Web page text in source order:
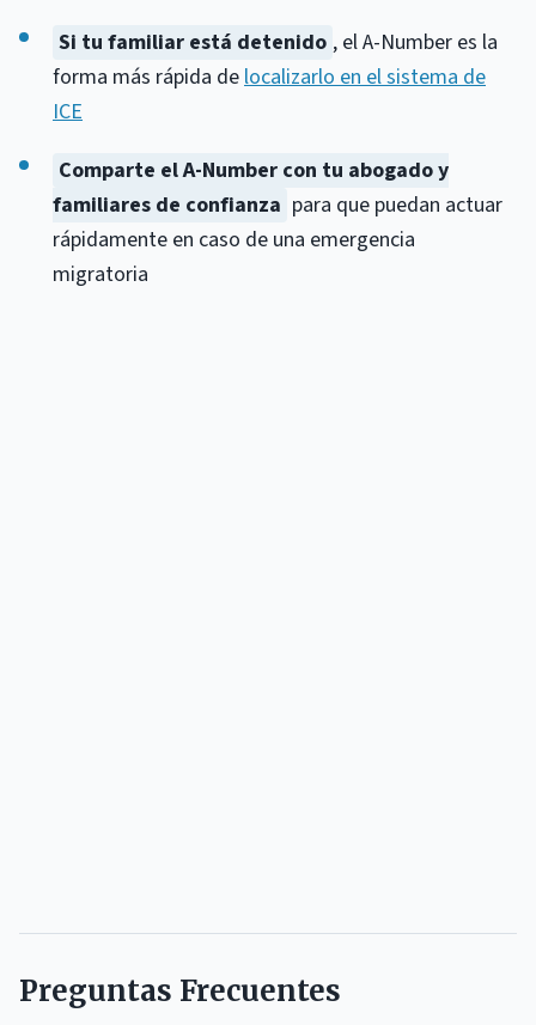
Si tu familiar está detenido , el A-Number es la
forma más rápida de localizarlo en el sistema de
ICE
Comparte el A-Number con tu abogado y
familiares de confianza para que puedan actuar
rápidamente en caso de una emergencia
migratoria
Preguntas Frecuentes